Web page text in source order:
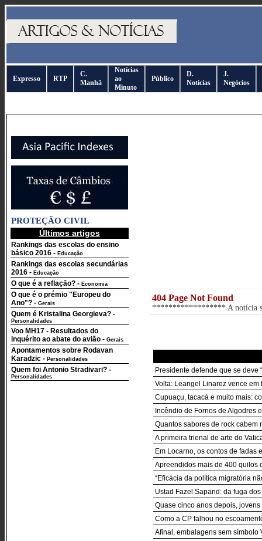
Expresso RTP
C.
Manhã
Notícias
ao
Minuto
Público
D.
Notícias
J.
Negócios
PROTEÇÃO CIVIL
Últimos artigos
Rankings das escolas do ensino
básico 2016 - Educação
Rankings das escolas secundárias
2016 - Educação
O que é a reflação? - Economia
O que é o prémio "Europeu do
Ano"? - Gerais
Quem é Kristalina Georgieva? -
Personalidades
Voo MH17 - Resultados do
inquérito ao abate do avião - Gerais
Apontamentos sobre Rodavan
Karadzic - Personalidades
Quem foi Antonio Stradivari? -
Personalidades
404 Page Not Found
****************** A notícia
Presidente defende que se deve
Volta: Leangel Linarez vence
Cupuaçu, tacacá e muito mais:
Incêndio de Fornos de Algodres
Quantos sabores de rock cabem
A primeira trienal de arte do
Em Locarno, os contos de fadas
Apreendidos mais de 400 quilos
“Eficácia da política migratória
Ustad Fazel Sapand: da fuga
Quase cinco anos depois,
Como a CP falhou no
Afinal, embalagens sem símbolo